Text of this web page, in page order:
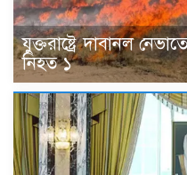
যুক্তরাষ্ট্রে দাবানল
নিহত ১